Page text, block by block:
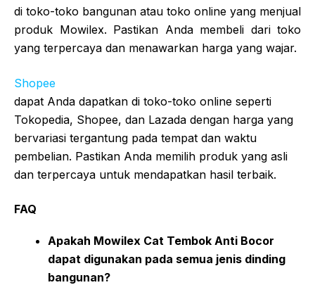
di toko-toko bangunan atau toko online yang menjual
produk Mowilex. Pastikan Anda membeli dari toko
yang terpercaya dan menawarkan harga yang wajar.
Shopee
dapat Anda dapatkan di toko-toko online seperti
Tokopedia, Shopee, dan Lazada dengan harga yang
bervariasi tergantung pada tempat dan waktu
pembelian. Pastikan Anda memilih produk yang asli
dan terpercaya untuk mendapatkan hasil terbaik.
FAQ
Apakah Mowilex Cat Tembok Anti Bocor
dapat digunakan pada semua jenis dinding
bangunan?